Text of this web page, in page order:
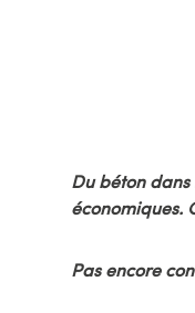
Du béton dans
économiques.
Pas encore